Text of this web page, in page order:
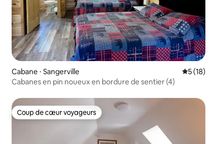
Cabane ⋅ Sangerville
5 (18)
Cabanes en pin noueux en bordure de sentier (4)
Coup de cœur voyageurs
Coup de cœur voyageurs